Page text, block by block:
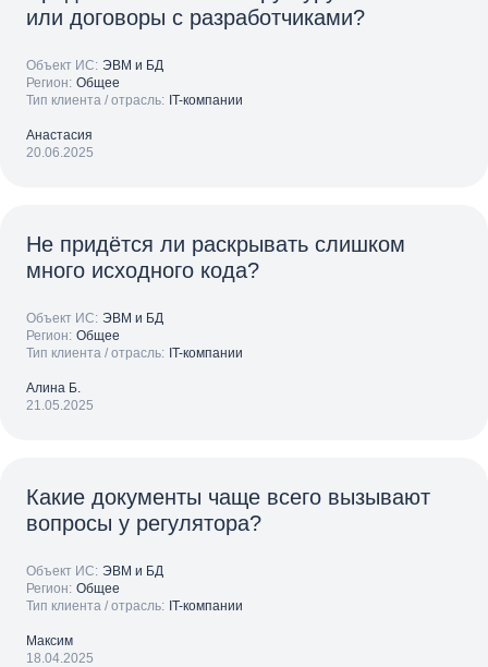
или договоры с разработчиками?
Объект ИС: ЭВМ и БД
Регион: Общее
Тип клиента / отрасль: IT-компании
Анастасия
20.06.2025
Не придётся ли раскрывать слишком
много исходного кода?
Объект ИС: ЭВМ и БД
Регион: Общее
Тип клиента / отрасль: IT-компании
Алина Б.
21.05.2025
Какие документы чаще всего вызывают
вопросы у регулятора?
Объект ИС: ЭВМ и БД
Регион: Общее
Тип клиента / отрасль: IT-компании
Максим
18.04.2025